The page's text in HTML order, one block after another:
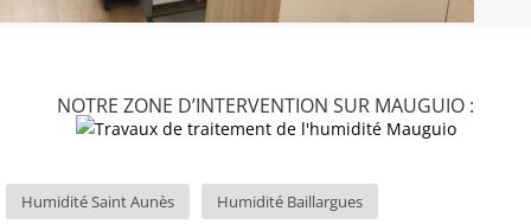
NOTRE ZONE D’INTERVENTION SUR MAUGUIO :
Humidité Saint Aunès Humidité Baillargues